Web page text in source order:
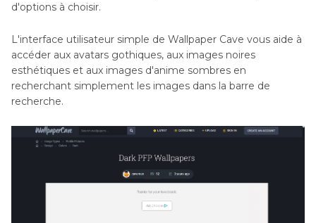
d'options à choisir.
L'interface utilisateur simple de Wallpaper Cave vous aide à
accéder aux avatars gothiques, aux images noires
esthétiques et aux images d'anime sombres en
recherchant simplement les images dans la barre de
recherche.